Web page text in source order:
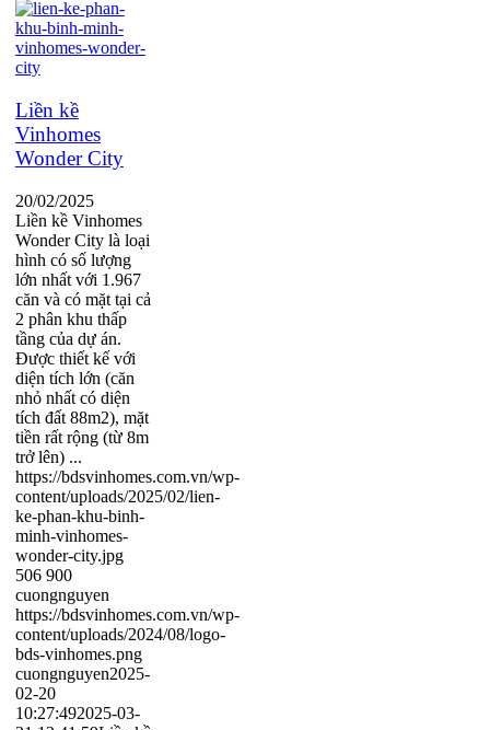
Liền kề
Vinhomes
Wonder City
20/02/2025
Liền kề Vinhomes
Wonder City là loại
hình có số lượng
lớn nhất với 1.967
căn và có mặt tại cả
2 phân khu thấp
tầng của dự án.
Được thiết kế với
diện tích lớn (căn
nhỏ nhất có diện
tích đất 88m2), mặt
tiền rất rộng (từ 8m
trở lên) ...
https://bdsvinhomes.com.vn/wp-
content/uploads/2025/02/lien-
ke-phan-khu-binh-
minh-vinhomes-
wonder-city.jpg
506 900
cuongnguyen
https://bdsvinhomes.com.vn/wp-
content/uploads/2024/08/logo-
bds-vinhomes.png
cuongnguyen2025-
02-20
10:27:492025-03-